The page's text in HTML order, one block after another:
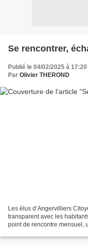
Se rencontrer,
Publié le 04/02/2025 à 17:20
Par Olivier THEROND
Les élus d’Angervilliers
transparent avec les
point de rencontre mensuel,